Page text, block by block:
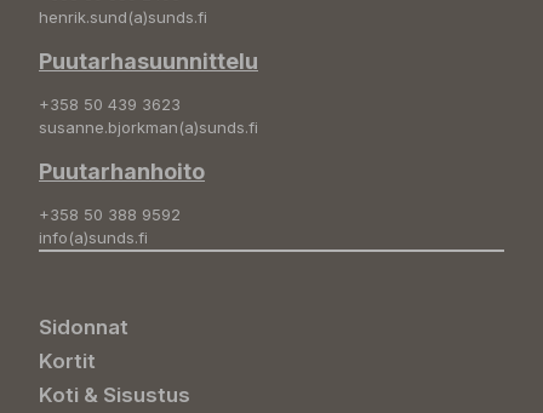
henrik.sund(a)sunds.fi
Puutarhasuunnittelu
+358 50 439 3623
susanne.bjorkman(a)sunds.fi
Puutarhanhoito
+358 50 388 9592
info(a)sunds.fi
Sidonnat
Kortit
Koti & Sisustus